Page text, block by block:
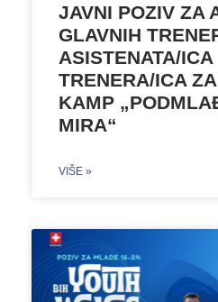
JAVNI POZIV ZA
GLAVNIH
ASISTENATA/ICA
TRENERA/ICA
KAMP
MIRA“
VIŠE »